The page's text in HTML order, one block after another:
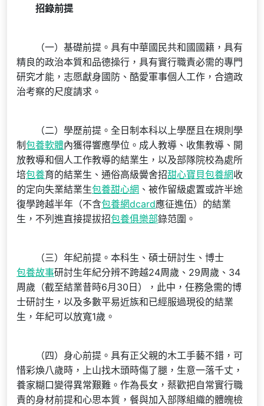
招錄前提
（一）基礎前提。具有中華國民共和國國籍，具有
精良的政治本質和品德操行，具有實行職責必需的專門
研究才能，志愿獻身國防、酷愛軍事個人工作，合適政
治考察的尺度請求。
（二）學歷前提。全日制本科以上學歷且在規則學
制 包養軟體內獲得響應學位。成人教導、收集教導、開
放教導和個人工作教導的結業生，以及部隊院校為處所
培包養育的結業生、通俗高級黌舍招甜心寶貝包養網收
的定向失業結業生包養甜心網 、被作留級處置或許半途
復學跨越半年（不含包養網dcard應征進伍）的結業
生，不列進直接提拔招包養俱樂部錄范圍。
（三）年紀前提。本科生、碩士研討生、博士
包養故事研討生年紀分辨不跨越24周歲、29周歲、34
周歲（截至結業昔時6月30日），此中，任務急需的博
士研討生，以及多數平易近族和已經服過現役的結業
生，年紀可以放寬1歲。
（四）身心前提。具有正父親的木工手藝不錯，可
惜彩煥八歲時，上山找木頭時傷了腿，生意一落千丈，
養家糊口變得異常艱難。作為長女，蔡歡把自常實行職
責的身材前提和心思本質，餐與加入部隊組織的體魄檢